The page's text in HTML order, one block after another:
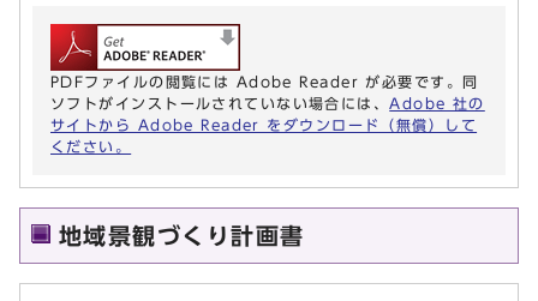
PDFファイルの閲覧には Adobe Reader が必要です。同
ソフトがインストールされていない場合には、 Adobe 社の
サイトから Adobe Reader をダウンロード（無償）して
ください。
地域景観づくり計画書